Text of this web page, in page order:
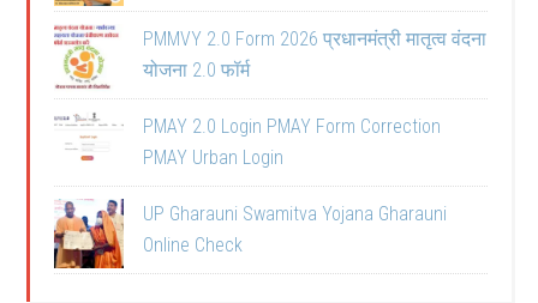
PMMVY 2.0 Form 2026 प्रधानमंत्री मातृत्व वंदना
योजना 2.0 फॉर्म
PMAY 2.0 Login PMAY Form Correction
PMAY Urban Login
UP Gharauni Swamitva Yojana Gharauni
Online Check